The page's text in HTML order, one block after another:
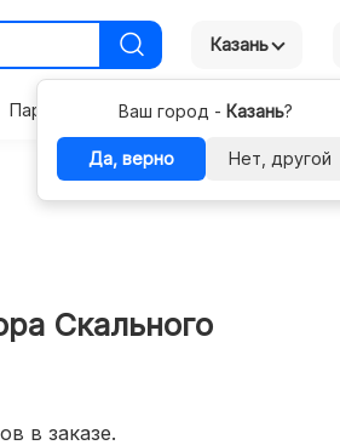
Казань
Ваш город - Казань?
Да, верно Нет, другой
Партнерам Контакты
Скального
в заказе.